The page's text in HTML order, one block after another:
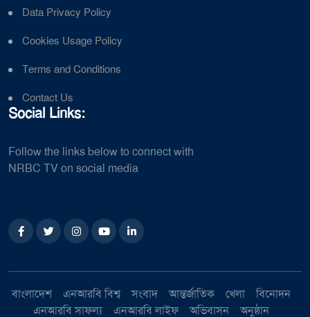
Data Privacy Policy
Cookies Usage Policy
Terms and Conditions
Contact Us
Social Links:
Follow the links below to connect with
NRBC TV on social media
বাংলাদেশ এনআরবি বিশ্ব সংবাদ আন্তর্জাতিক খেলা
বিনোদন
এনআরবি সাফল্য
এনআরবি লাইফ অভিবাসন অনুষ্ঠান